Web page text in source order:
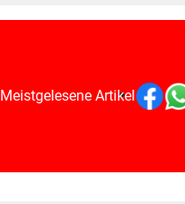
Meistgelesene Artikel